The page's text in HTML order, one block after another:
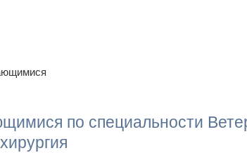
по специальности